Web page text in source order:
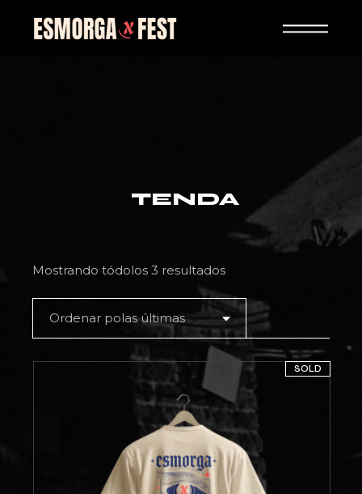
Mostrando tódolos 3 resultados
Ordenar polas últimas
SOLD